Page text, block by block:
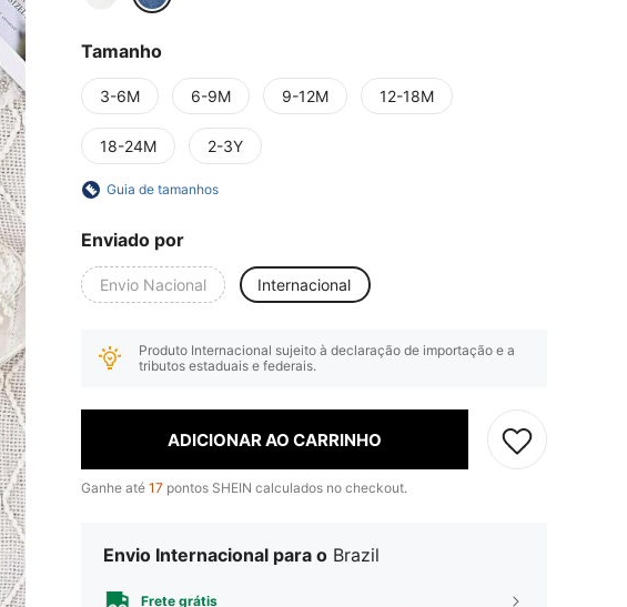
Tamanho
3-6M 6-9M 9-12M 12-18M
18-24M 2-3Y
Guia de tamanhos
Enviado por
Envio Nacional Internacional
Produto Internacional sujeito à declaração de importação e a
tributos estaduais e federais.
ADICIONAR AO CARRINHO
Ganhe até 17 pontos SHEIN calculados no checkout.
Envio Internacional para o Brazil
Frete grátis